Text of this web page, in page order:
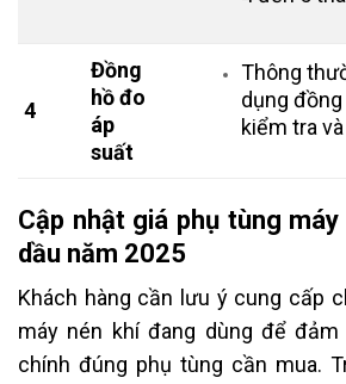
4
Đồng
hồ đo
áp
suất
Thông
dụng
kiểm tra
Cập nhật giá phụ tùng
dầu năm 2025
Khách hàng cần lưu ý cung cấp
máy nén khí đang dùng để
chính đúng phụ tùng cần mua.